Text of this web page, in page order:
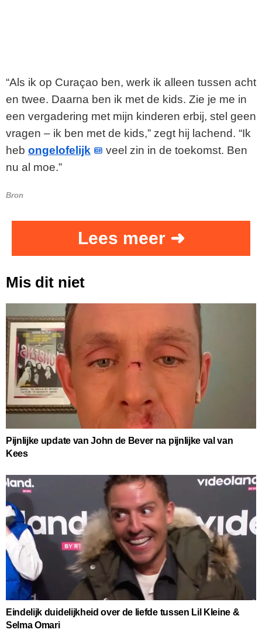
“Als ik op Curaçao ben, werk ik alleen tussen acht
en twee. Daarna ben ik met de kids. Zie je me in
een vergadering met mijn kinderen erbij, stel geen
vragen – ik ben met de kids,” zegt hij lachend. “Ik
heb ongelofelijk
veel zin in de toekomst. Ben
nu al moe.”
Bron
Lees meer ➜
Mis dit niet
Pijnlijke update van John de Bever na pijnlijke val van
Kees
Eindelijk duidelijkheid over de liefde tussen Lil Kleine &
Selma Omari